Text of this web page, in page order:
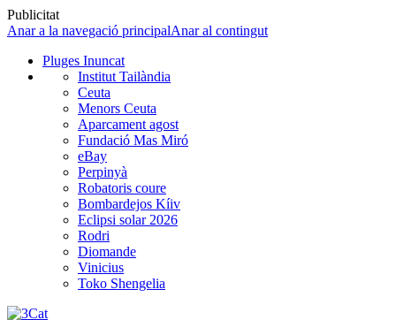
Publicitat
Anar a la navegació principalAnar al contingut
Pluges Inuncat
Institut Tailàndia
Ceuta
Menors Ceuta
Aparcament agost
Fundació Mas Miró
eBay
Perpinyà
Robatoris coure
Bombardejos Kíiv
Eclipsi solar 2026
Rodri
Diomande
Vinicius
Toko Shengelia